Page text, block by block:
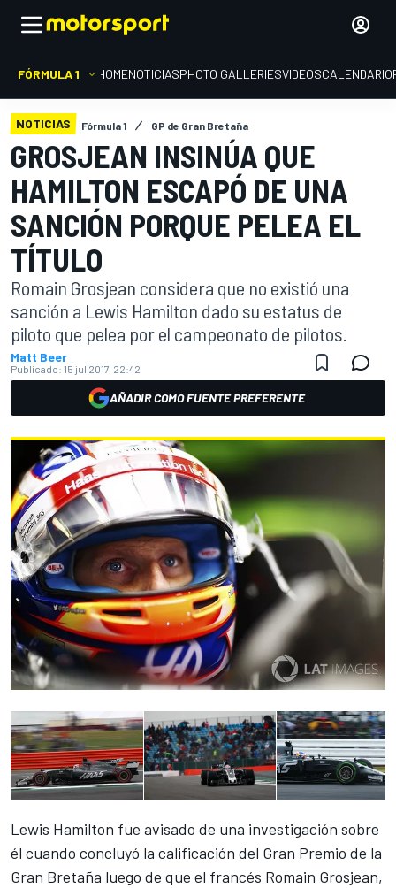
FÓRMULA 1 HOMENOTICIASPHOTO GALLERIESVIDEOSCALENDARIO
NOTICIAS Fórmula 1 GP de Gran Bretaña
GROSJEAN INSINÚA QUE
HAMILTON ESCAPÓ DE UNA
SANCIÓN PORQUE PELEA EL
TÍTULO
Romain Grosjean considera que no existió una
sanción a Lewis Hamilton dado su estatus de
piloto que pelea por el campeonato de pilotos.
Matt Beer
Publicado: 15 jul 2017, 22:42
AÑADIR COMO FUENTE PREFERENTE
Lewis Hamilton fue avisado de una investigación sobre
él cuando concluyó la calificación del Gran Premio de la
Gran Bretaña luego de que el francés Romain Grosjean,